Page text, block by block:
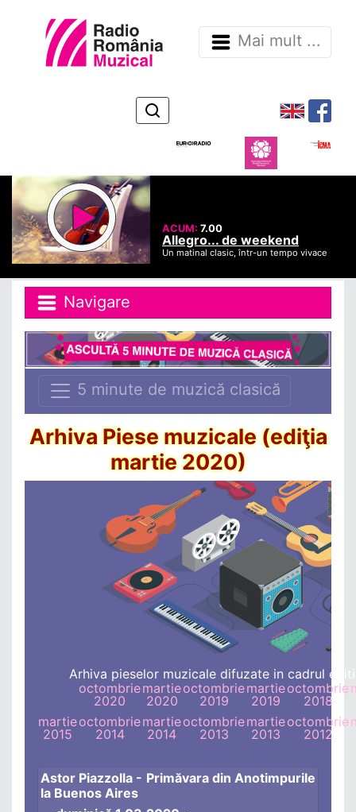
Mai mult ...
ACUM:7.00
Allegro... de weekend
Un matinal clasic, într-un tempo vivace
Navigare
5 minute de muzică clasică
Arhiva Piese muzicale (ediţia
martie 2020)
Arhiva pieselor muzicale difuzate in cadrul
octombrie
2020
martie
2020
octombrie
2019
martie
2019
octombrie
2018
martie
2015
octombrie
2014
martie
2014
octombrie
2013
martie
2013
octombrie
2012
Astor Piazzolla - Primăvara din Anotimpurile
la Buenos Aires